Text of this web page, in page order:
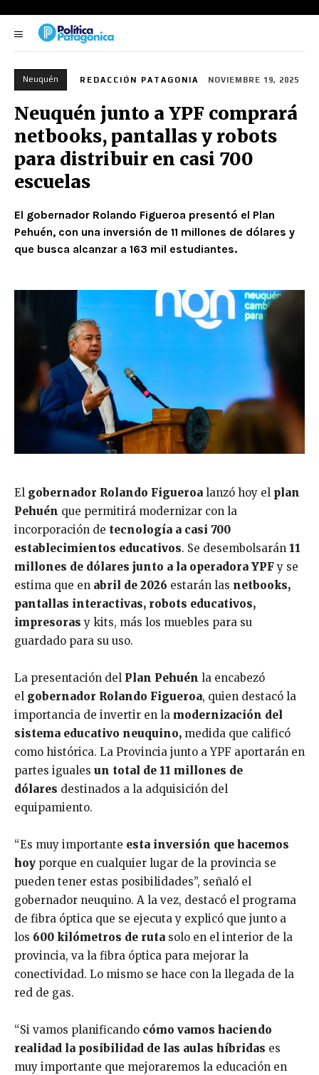
Neuquén REDACCIÓN PATAGONIA NOVIEMBRE 19, 2025
Neuquén junto a YPF comprará
netbooks, pantallas y robots
para distribuir en casi 700
escuelas
El gobernador Rolando Figueroa presentó el Plan
Pehuén, con una inversión de 11 millones de dólares y
que busca alcanzar a 163 mil estudiantes.
El gobernador Rolando Figueroa lanzó hoy el plan
Pehuén que permitirá modernizar con la
incorporación de tecnología a casi 700
establecimientos educativos. Se desembolsarán 11
millones de dólares junto a la operadora YPFy se
estima que en abril de 2026 estarán las netbooks,
pantallas interactivas, robots educativos,
impresoras y kits, más los muebles para su
guardado para su uso.
La presentación del Plan Pehuén la encabezó
el gobernador Rolando Figueroa, quien destacó la
importancia de invertir en la modernización del
sistema educativo neuquino, medida que calificó
como histórica. La Provincia junto a YPF aportarán en
partes iguales un total de 11 millones de
dólares destinados a la adquisición del
equipamiento.
“Es muy importante esta inversión que hacemos
hoy porque en cualquier lugar de la provincia se
pueden tener estas posibilidades”, señaló el
gobernador neuquino. A la vez, destacó el programa
de fibra óptica que se ejecuta y explicó que junto a
los 600 kilómetros de ruta solo en el interior de la
provincia, va la fibra óptica para mejorar la
conectividad. Lo mismo se hace con la llegada de la
red de gas.
“Si vamos planificando cómo vamos haciendo
realidad la posibilidad de las aulas híbridas es
muy importante que mejoraremos la educación en